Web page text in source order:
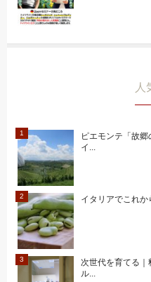
人
ピエモンテ「故
イ...
イタリアでこれ
次世代を育てる
ル...